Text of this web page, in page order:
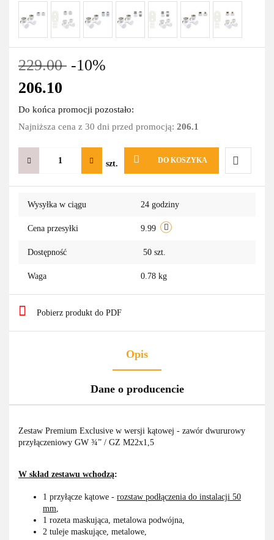
229.00 -10%
206.10
Do końca promocji pozostało:
Najniższa cena z 30 dni przed promocją: 206.1
szt. DO KOSZYKA
Do
Wysyłka w ciągu 24 godziny
Cena przesyłki 9.99
Dostępność 50 szt.
Waga 0.78 kg
Pobierz produkt do PDF
Opis
Dane o producencie
Zestaw Premium Exclusive w wersji kątowej - zawór dwururowy
przyłączeniowy GW ¾” / GZ M22x1,5
W skład zestawu wchodzą:
1 przyłącze kątowe - rozstaw podłączenia do instalacji 50
mm,
1 rozeta maskująca, metalowa podwójna,
2 tuleje maskujące, metalowe,